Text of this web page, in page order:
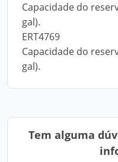
Capacidade do
gal).
ERT4769
Capacidade do
gal).
Tem alguma